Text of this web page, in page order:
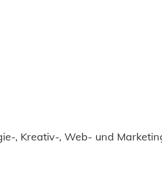
, Kreativ-, Web- und